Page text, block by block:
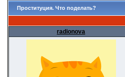
Проституция. Что поделать?
radionova